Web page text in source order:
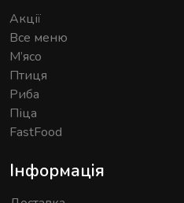
Акції
Все меню
М’ясо
Птиця
Риба
Піца
FastFood
Інформація